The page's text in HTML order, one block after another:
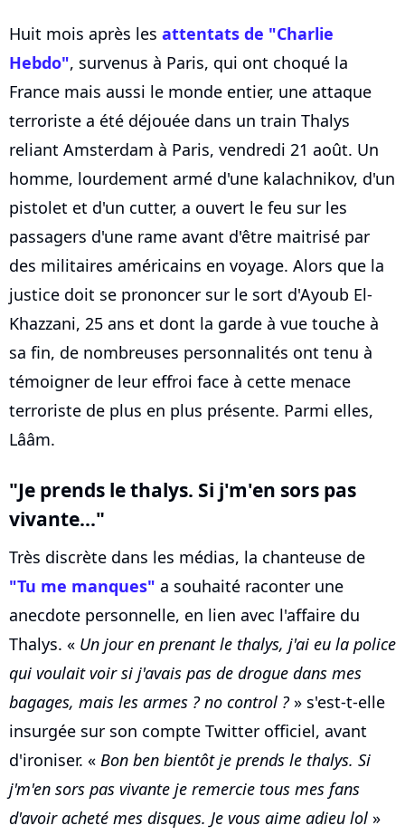
Huit mois après les attentats de "Charlie
Hebdo", survenus à Paris, qui ont choqué la
France mais aussi le monde entier, une attaque
terroriste a été déjouée dans un train Thalys
reliant Amsterdam à Paris, vendredi 21 août. Un
homme, lourdement armé d'une kalachnikov, d'un
pistolet et d'un cutter, a ouvert le feu sur les
passagers d'une rame avant d'être maitrisé par
des militaires américains en voyage. Alors que la
justice doit se prononcer sur le sort d'Ayoub El-
Khazzani, 25 ans et dont la garde à vue touche à
sa fin, de nombreuses personnalités ont tenu à
témoigner de leur effroi face à cette menace
terroriste de plus en plus présente. Parmi elles,
Lââm.
"Je prends le thalys. Si j'm'en sors pas
vivante..."
Très discrète dans les médias, la chanteuse de
"Tu me manques" a souhaité raconter une
anecdote personnelle, en lien avec l'affaire du
Thalys. « Un jour en prenant le thalys, j'ai eu la police
qui voulait voir si j'avais pas de drogue dans mes
bagages, mais les armes ? no control ?» s'est-t-elle
insurgée sur son compte Twitter officiel, avant
d'ironiser. « Bon ben bientôt je prends le thalys. Si
j'm'en sors pas vivante je remercie tous mes fans
d'avoir acheté mes disques. Je vous aime adieu lol »